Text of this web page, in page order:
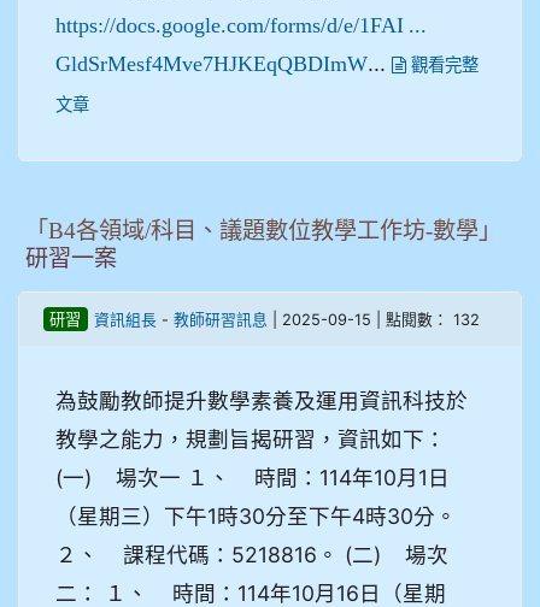
https://docs.google.com/forms/d/e/1FAI ...
GldSrMesf4Mve7HJKEqQBDImW... 觀看完整
文章
「B4各領域/科目、議題數位教學工作坊-數學」
研習一案
研習 資訊組長 - 教師研習訊息 | 2025-09-15 | 點閱數： 132
為鼓勵教師提升數學素養及運用資訊科技於
教學之能力，規劃旨揭研習，資訊如下：
(一) 場次一 １、 時間：114年10月1日
（星期三）下午1時30分至下午4時30分。
２、 課程代碼：5218816。 (二) 場次
二： １、 時間：114年10月16日（星期